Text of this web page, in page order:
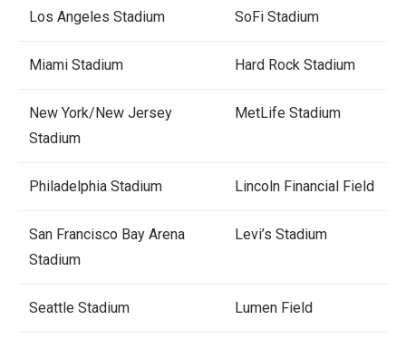
Los Angeles Stadium SoFi Stadium
Miami Stadium Hard Rock Stadium
New York/New Jersey
Stadium
MetLife Stadium
Philadelphia Stadium Lincoln Financial Field
San Francisco Bay Arena
Stadium
Levi’s Stadium
Seattle Stadium Lumen Field